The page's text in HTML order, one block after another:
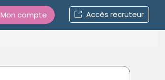
Mon compte Accès recruteur